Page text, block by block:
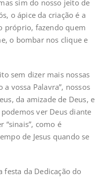
sim do nosso jeito de
o ápice da criação é a
próprio, fazendo quem
o bombar nos clique e
sem dizer mais nossas
a vossa Palavra”, nossos
da amizade de Deus, e
ver Deus diante
“sinais”, como é
de Jesus quando se
festa da Dedicação do